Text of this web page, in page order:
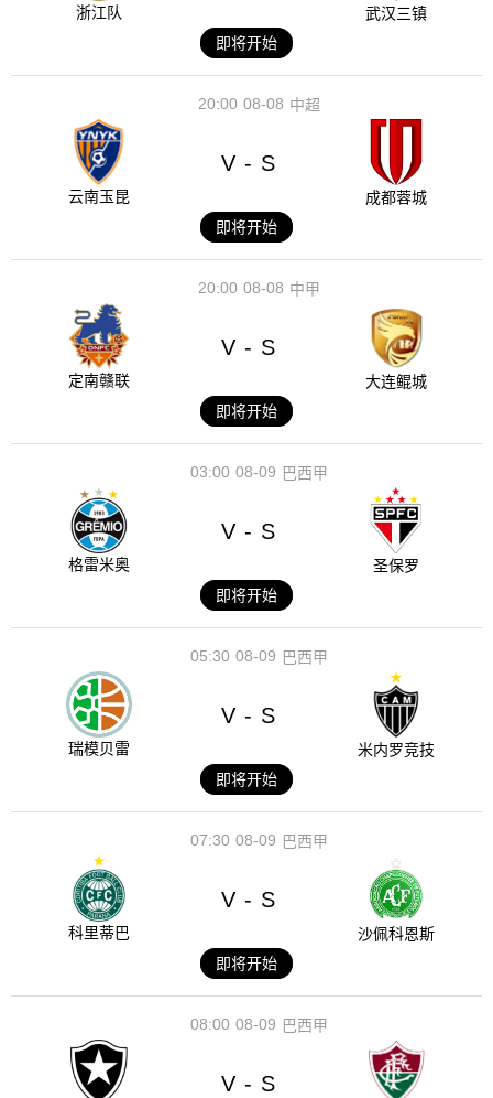
浙江队
武汉三镇
即将开始
08-08
20:00 中超
云南玉昆
V - S
成都蓉城
即将开始
08-08
20:00 中甲
定南赣联
V - S
大连鲲城
即将开始
08-09
03:00 巴西甲
格雷米奥
V - S
圣保罗
即将开始
08-09
05:30 巴西甲
瑞模贝雷
V - S
米内罗竞技
即将开始
08-09
07:30 巴西甲
科里蒂巴
V - S
沙佩科恩斯
即将开始
08-09
08:00 巴西甲
V - S